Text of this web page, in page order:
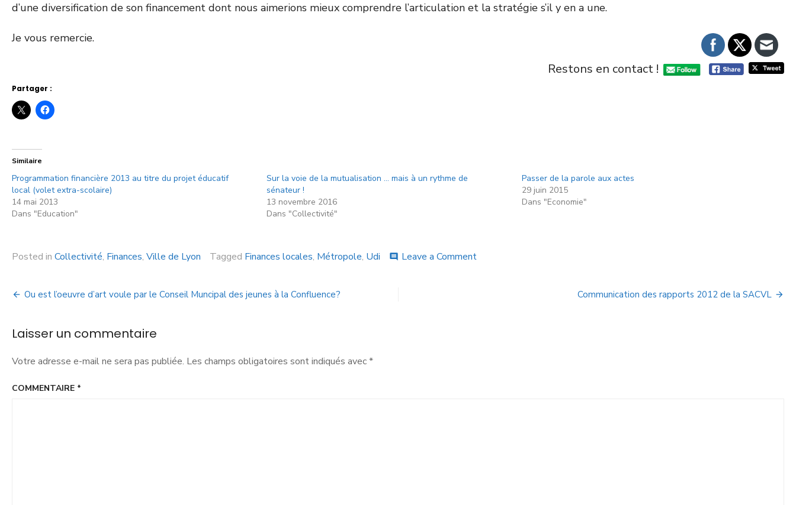
d’une diversification de son financement dont nous aimerions mieux comprendre l’articulation et la stratégie s’il y en a une.
Je vous remercie.
Restons en contact !
Partager :
Similaire
Programmation financière 2013 au titre du projet éducatif
local (volet extra-scolaire)
14 mai 2013
Dans "Education"
Sur la voie de la mutualisation … mais à un rythme de
sénateur !
13 novembre 2016
Dans "Collectivité"
Passer de la parole aux actes
29 juin 2015
Dans "Economie"
Posted in Collectivité, Finances, Ville de Lyon Tagged Finances locales, Métropole, Udi comment Leave a Comment
Ou est l’oeuvre d’art voule par le Conseil Muncipal des jeunes à la Confluence? Communication des rapports 2012 de la SACVL
Laisser un commentaire
Votre adresse e-mail ne sera pas publiée. Les champs obligatoires sont indiqués avec*
COMMENTAIRE *